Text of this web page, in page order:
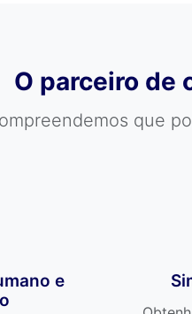
O parceiro de
que
e